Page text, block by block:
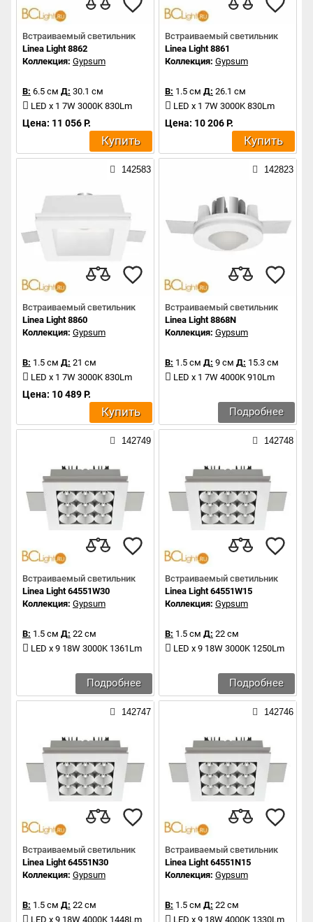
Встраиваемый светильник
Linea Light 8862
Коллекция: Gypsum
В: 6.5 см Д: 30.1 см
LED x 1 7W 3000K 830Lm
Цена: 11 056 Р.
Купить
Встраиваемый светильник
Linea Light 8861
Коллекция: Gypsum
В: 1.5 см Д: 26.1 см
LED x 1 7W 3000K 830Lm
Цена: 10 206 Р.
Купить
142583
Встраиваемый светильник
Linea Light 8860
Коллекция: Gypsum
В: 1.5 см Д: 21 см
LED x 1 7W 3000K 830Lm
Цена: 10 489 Р.
Купить
142823
Встраиваемый светильник
Linea Light 8868N
Коллекция: Gypsum
В: 1.5 см Д: 9 см Д: 15.3 см
LED x 1 7W 4000K 910Lm
Подробнее
142749
Встраиваемый светильник
Linea Light 64551W30
Коллекция: Gypsum
В: 1.5 см Д: 22 см
LED x 9 18W 3000K 1361Lm
Подробнее
142748
Встраиваемый светильник
Linea Light 64551W15
Коллекция: Gypsum
В: 1.5 см Д: 22 см
LED x 9 18W 3000K 1250Lm
Подробнее
142747
Встраиваемый светильник
Linea Light 64551N30
Коллекция: Gypsum
В: 1.5 см Д: 22 см
LED x 9 18W 4000K 1448Lm
142746
Встраиваемый светильник
Linea Light 64551N15
Коллекция: Gypsum
В: 1.5 см Д: 22 см
LED x 9 18W 4000K 1330Lm